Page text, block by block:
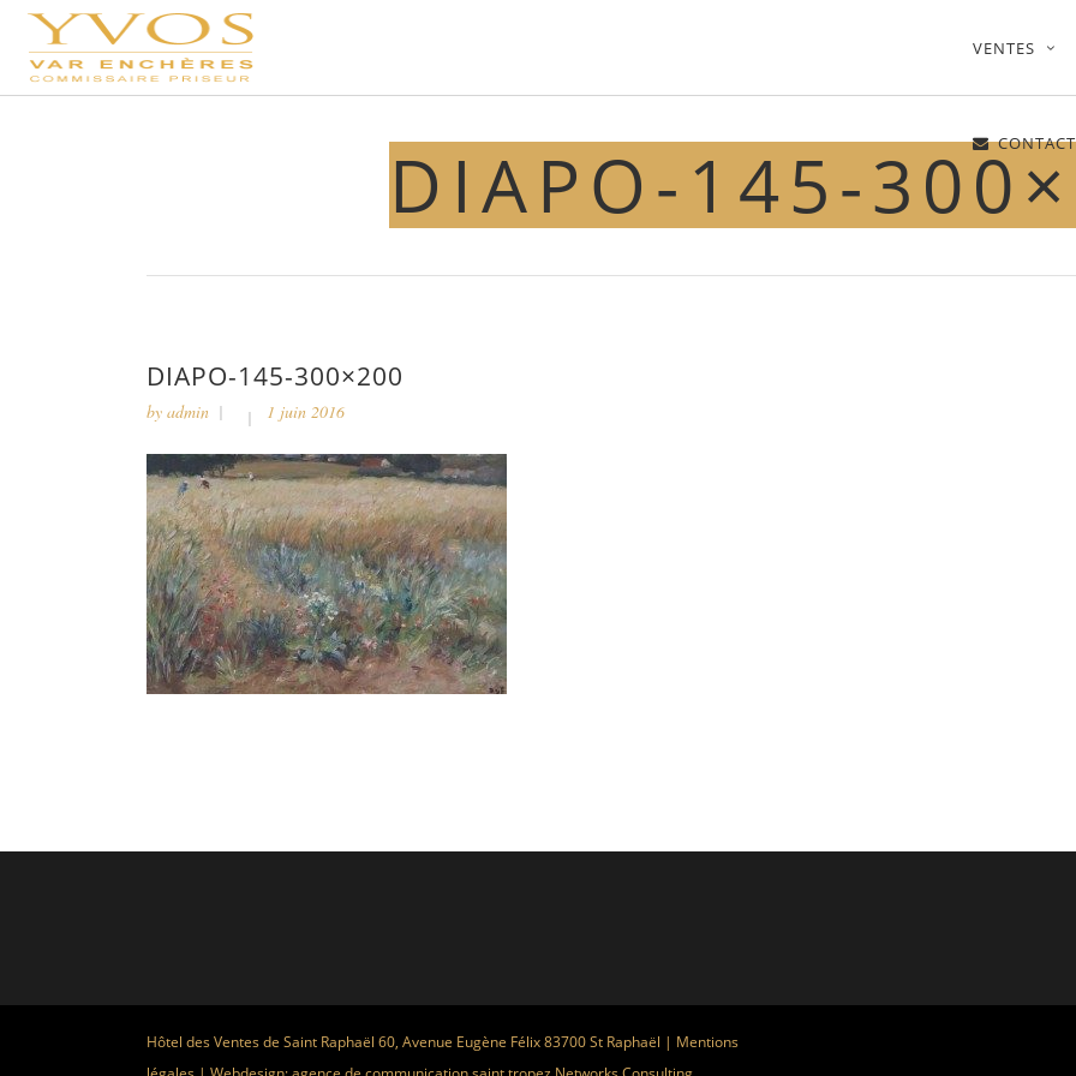
VENTES
CONTACT
DIAPO-145-
DIAPO-145-300×200
by admin 1 juin 2016
Hôtel des Ventes de Saint Raphaël 60, Avenue Eugène Félix 83700 St Raphaël | Mentions